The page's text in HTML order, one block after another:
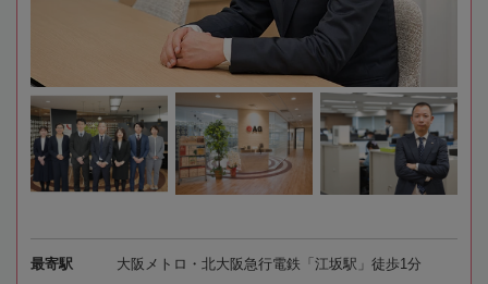
最寄駅 大阪メトロ・北大阪急行電鉄「江坂駅」徒歩1分